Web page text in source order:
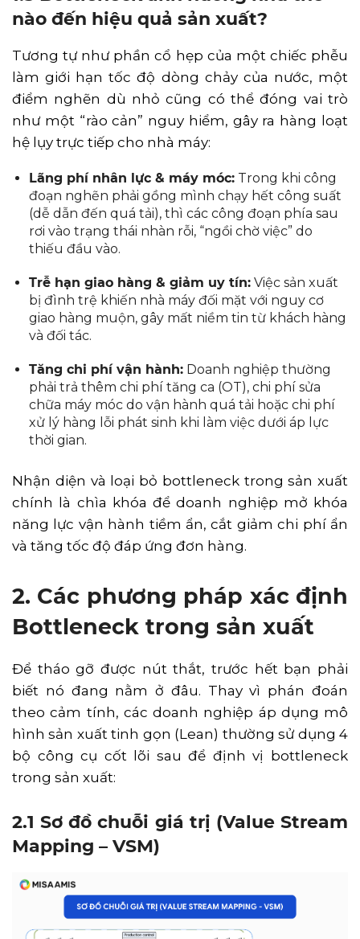
nào đến hiệu quả sản xuất?
Tương tự như phần cổ hẹp của một chiếc phễu
làm giới hạn tốc độ dòng chảy của nước, một
điểm nghẽn dù nhỏ cũng có thể đóng vai trò
như một “rào cản” nguy hiểm, gây ra hàng loạt
hệ lụy trực tiếp cho nhà máy:
Lãng phí nhân lực & máy móc: Trong khi công
đoạn nghẽn phải gồng mình chạy hết công suất
(dễ dẫn đến quá tải), thì các công đoạn phía sau
rơi vào trạng thái nhàn rỗi, “ngồi chờ việc” do
thiếu đầu vào.
Trễ hạn giao hàng & giảm uy tín: Việc sản xuất
bị đình trệ khiến nhà máy đối mặt với nguy cơ
giao hàng muộn, gây mất niềm tin từ khách hàng
và đối tác.
Tăng chi phí vận hành: Doanh nghiệp thường
phải trả thêm chi phí tăng ca (OT), chi phí sửa
chữa máy móc do vận hành quá tải hoặc chi phí
xử lý hàng lỗi phát sinh khi làm việc dưới áp lực
thời gian.
Nhận diện và loại bỏ bottleneck trong sản xuất
chính là chìa khóa để doanh nghiệp mở khóa
năng lực vận hành tiềm ẩn, cắt giảm chi phí ẩn
và tăng tốc độ đáp ứng đơn hàng.
2. Các phương pháp xác định
Bottleneck trong sản xuất
Để tháo gỡ được nút thắt, trước hết bạn phải
biết nó đang nằm ở đâu. Thay vì phán đoán
theo cảm tính, các doanh nghiệp áp dụng mô
hình sản xuất tinh gọn (Lean) thường sử dụng 4
bộ công cụ cốt lõi sau để định vị bottleneck
trong sản xuất:
2.1 Sơ đồ chuỗi giá trị (Value Stream
Mapping – VSM)